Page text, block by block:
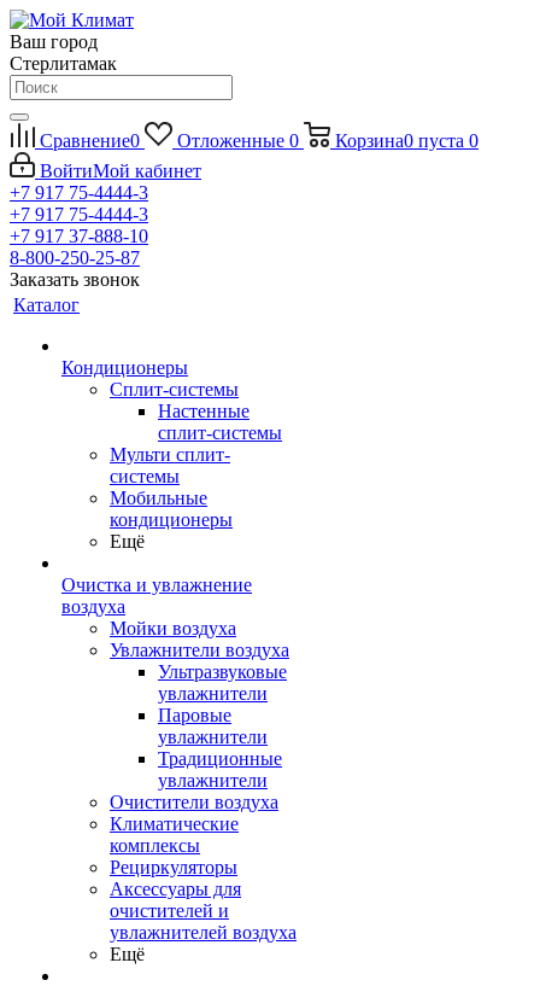
Ваш город
Стерлитамак
Сравнение0 Отложенные 0 Корзина0 пуста 0
ВойтиМой кабинет
+7 917 75-4444-3
+7 917 75-4444-3
+7 917 37-888-10
8-800-250-25-87
Заказать звонок
Каталог
Кондиционеры
Сплит-системы
Настенные
сплит-системы
Мульти сплит-
системы
Мобильные
кондиционеры
Ещё
Очистка и увлажнение
воздуха
Мойки воздуха
Увлажнители воздуха
Ультразвуковые
увлажнители
Паровые
увлажнители
Традиционные
увлажнители
Очистители воздуха
Климатические
комплексы
Рециркуляторы
Аксессуары для
очистителей и
увлажнителей воздуха
Ещё